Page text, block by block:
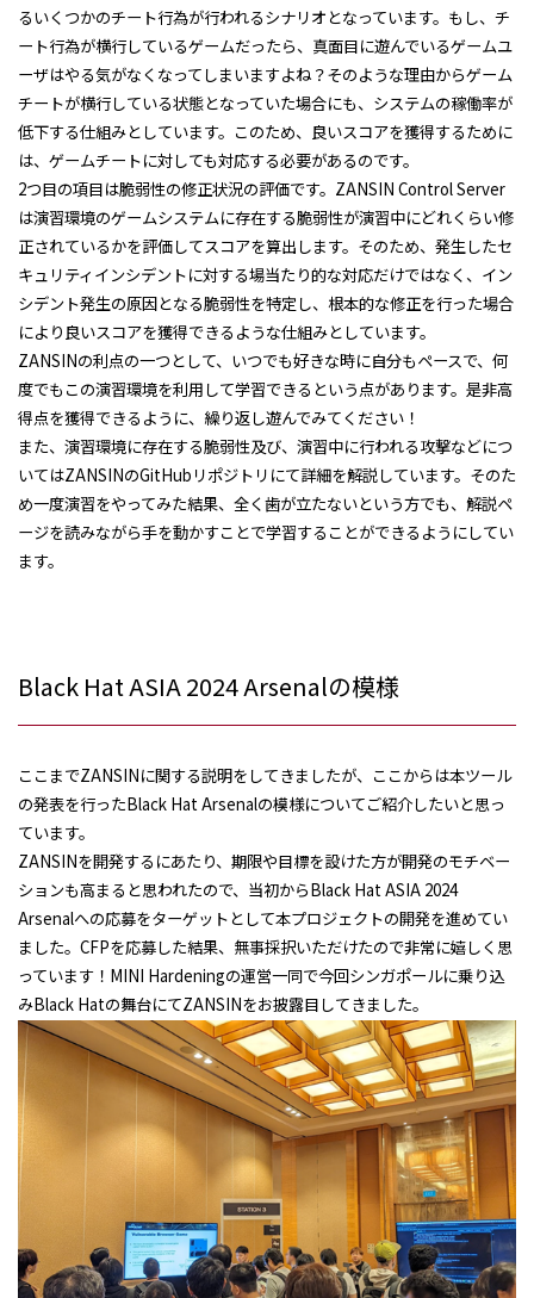
るいくつかのチート行為が行われるシナリオとなっています。もし、チ
ート行為が横行しているゲームだったら、真面目に遊んでいるゲームユ
ーザはやる気がなくなってしまいますよね？そのような理由からゲーム
チートが横行している状態となっていた場合にも、システムの稼働率が
低下する仕組みとしています。このため、良いスコアを獲得するために
は、ゲームチートに対しても対応する必要があるのです。
2つ目の項目は脆弱性の修正状況の評価です。 ZANSIN Control Server
は演習環境のゲームシステムに存在する脆弱性が演習中にどれくらい修
正されているかを評価してスコアを算出します。そのため、発生したセ
キュリティインシデントに対する場当たり的な対応だけではなく、イン
シデント発生の原因となる脆弱性を特定し、根本的な修正を行った場合
により良いスコアを獲得できるような仕組みとしています。
ZANSINの利点の一つとして、いつでも好きな時に自分もペースで、何
度でもこの演習環境を利用して学習できるという点があります。是非高
得点を獲得できるように、繰り返し遊んでみてください！
また、演習環境に存在する脆弱性及び、演習中に行われる攻撃などにつ
いてはZANSINのGitHub リポジトリにて詳細を解説しています。そのた
め一度演習をやってみた結果、全く歯が立たないという方でも、解説ペ
ージを読みながら手を動かすことで学習することができるようにしてい
ます。
Black Hat ASIA 2024 Arsenalの模様
ここまでZANSINに関する説明をしてきましたが、ここからは本ツール
の発表を行ったBlack Hat Arsenalの模様についてご紹介したいと思っ
ています。
ZANSINを開発するにあたり、期限や目標を設けた方が開発のモチベー
ションも高まると思われたので、当初からBlack Hat ASIA 2024
Arsenalへの応募をターゲットとして本プロジェクトの開発を進めてい
ました。 CFPを応募した結果、無事採択いただけたので非常に嬉しく思
っています！ MINI Hardeningの運営一同で今回シンガポールに乗り込
みBlack Hatの舞台にてZANSINをお披露目してきました。